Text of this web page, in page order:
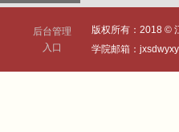
后台管理
入口
版权所有：2018 ©
学院邮箱：